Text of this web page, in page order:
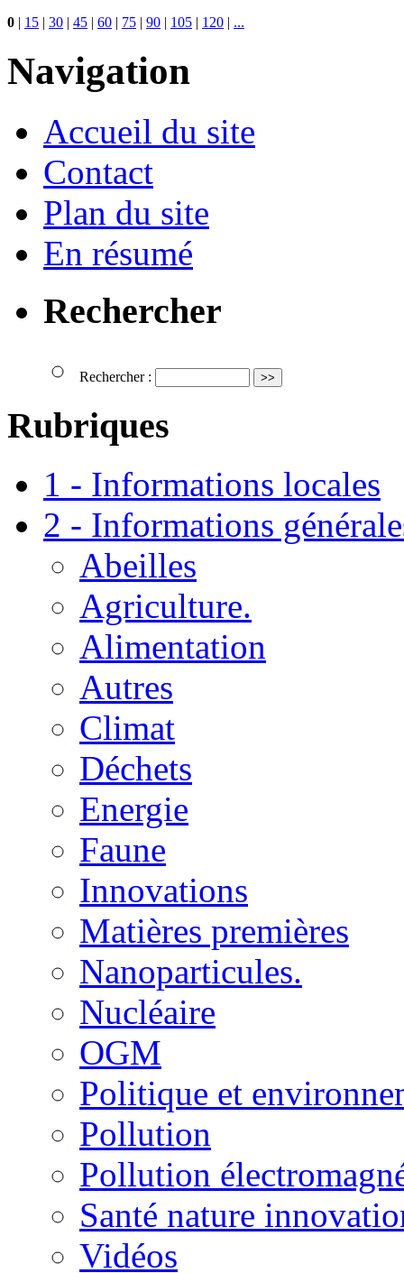
0 | 15 | 30 | 45 | 60 | 75 | 90 | 105 | 120 | ...
Navigation
Accueil du site
Contact
Plan du site
En résumé
Rechercher
Rechercher :
Rubriques
1 - Informations locales
2 - Informations
Abeilles
Agriculture.
Alimentation
Autres
Climat
Déchets
Energie
Faune
Innovations
Matières premières
Nanoparticules.
Nucléaire
OGM
Politique et
Pollution
Pollution
Santé nature
Vidéos